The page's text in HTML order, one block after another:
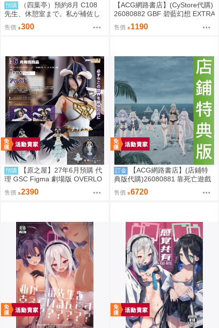
預購
（四葉亭）預約8月 C108
先生、休憩室まで。私が補佐し
ますVV かのぱん
售價 300
【ACG網路書店】(CyStore代購)
26080882 GBF 碧藍幻想 EXTRA
Fes 2026 場刊 附:序號
售價 1190
預購
【原之屋】27年6月預購 代
理 GSC Figma 劇場版 OVERLO
RD 聖王國篇 雅兒貝德 0918
售價 2390
訂金
【ACG網路書店】(店鋪特
典版代購)26080881 靠死亡遊戲
混飯吃。44:CLOUDY BEACH 藍
光BD 幽鬼抱枕套限定版
售價 6720